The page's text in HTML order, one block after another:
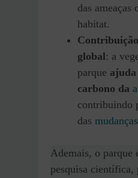
das ameaças
habitat.
global: a
parque
carbono da
contribuindo
das
Ademais, o parque
pesquisa científica,